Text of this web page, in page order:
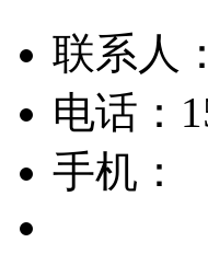
联系人
电话：
手机：